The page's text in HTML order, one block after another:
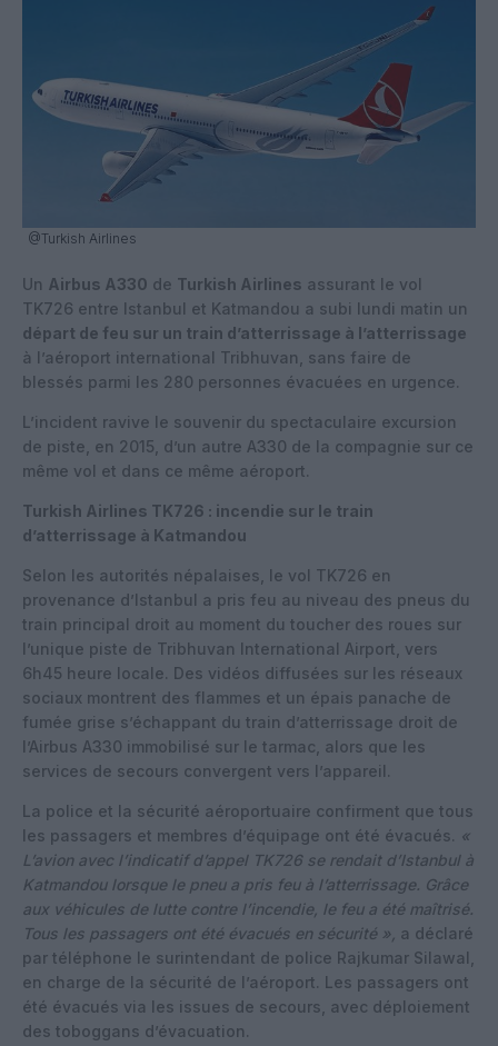
@Turkish Airlines
Un Airbus A330 de Turkish Airlines assurant le vol
TK726 entre Istanbul et Katmandou a subi lundi matin un
départ de feu sur un train d’atterrissage à l’atterrissage
à l’aéroport international Tribhuvan, sans faire de
blessés parmi les 280 personnes évacuées en urgence.
L’incident ravive le souvenir du spectaculaire excursion
de piste, en 2015, d’un autre A330 de la compagnie sur ce
même vol et dans ce même aéroport.
Turkish Airlines TK726 : incendie sur le train
d’atterrissage à Katmandou
Selon les autorités népalaises, le vol TK726 en
provenance d’Istanbul a pris feu au niveau des pneus du
train principal droit au moment du toucher des roues sur
l’unique piste de Tribhuvan International Airport, vers
6h45 heure locale. Des vidéos diffusées sur les réseaux
sociaux montrent des flammes et un épais panache de
fumée grise s’échappant du train d’atterrissage droit de
l’Airbus A330 immobilisé sur le tarmac, alors que les
services de secours convergent vers l’appareil.
La police et la sécurité aéroportuaire confirment que tous
les passagers et membres d’équipage ont été évacués. «
L’avion avec l’indicatif d’appel TK726 se rendait d’Istanbul à
Katmandou lorsque le pneu a pris feu à l’atterrissage. Grâce
aux véhicules de lutte contre l’incendie, le feu a été maîtrisé.
Tous les passagers ont été évacués en sécurité », a déclaré
par téléphone le surintendant de police Rajkumar Silawal,
en charge de la sécurité de l’aéroport. Les passagers ont
été évacués via les issues de secours, avec déploiement
des toboggans d’évacuation.